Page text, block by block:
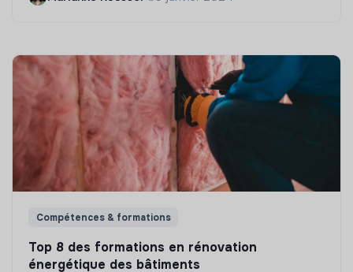
Compétences & formations
Top 8 des formations en rénovation
énergétique des bâtiments